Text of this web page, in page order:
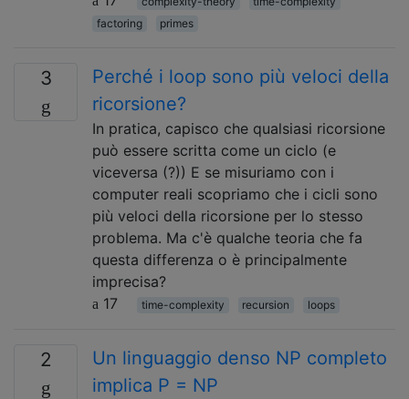
factoring
primes
3
Perché i loop sono più veloci della
ricorsione?
In pratica, capisco che qualsiasi ricorsione
può essere scritta come un ciclo (e
viceversa (?)) E se misuriamo con i
computer reali scopriamo che i cicli sono
più veloci della ricorsione per lo stesso
problema. Ma c'è qualche teoria che fa
questa differenza o è principalmente
imprecisa?
17
time-complexity recursion loops
2
Un linguaggio denso NP completo
implica P = NP